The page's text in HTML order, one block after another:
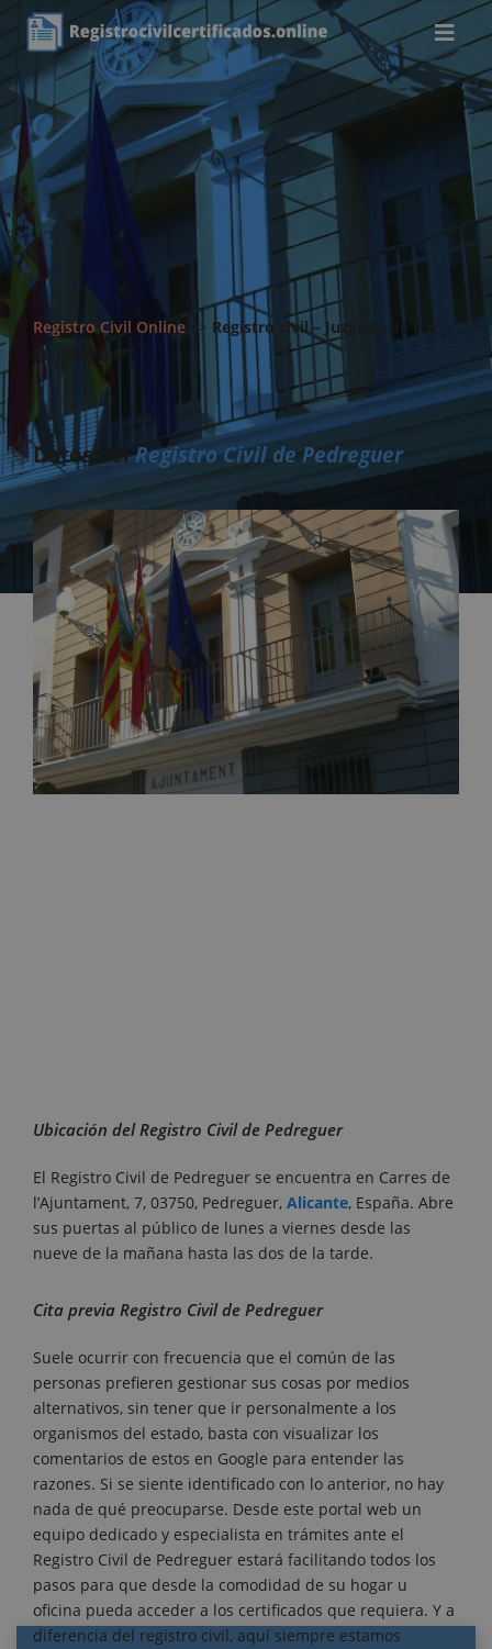
Registro Civil Online >> Registro civil – Juzgado de Paz
de Pedreguer
Datos delRegistro Civil de Pedreguer
Ubicación del Registro Civil de Pedreguer
El Registro Civil de Pedreguer se encuentra en Carres de
l’Ajuntament, 7, 03750, Pedreguer, Alicante, España. Abre
sus puertas al público de lunes a viernes desde las
nueve de la mañana hasta las dos de la tarde.
Cita previa Registro Civil de Pedreguer
Suele ocurrir con frecuencia que el común de las
personas prefieren gestionar sus cosas por medios
alternativos, sin tener que ir personalmente a los
organismos del estado, basta con visualizar los
comentarios de estos en Google para entender las
razones. Si se siente identificado con lo anterior, no hay
nada de qué preocuparse. Desde este portal web un
equipo dedicado y especialista en trámites ante el
Registro Civil de Pedreguer estará facilitando todos los
pasos para que desde la comodidad de su hogar u
oficina pueda acceder a los certificados que requiera. Y a
diferencia del registro civil, aquí siempre estamos